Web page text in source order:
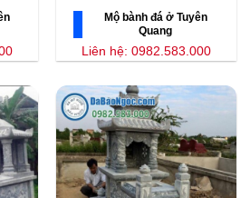
Mộ bành đá ở Tuyên
Quang
Liên hệ: 0982.583.000